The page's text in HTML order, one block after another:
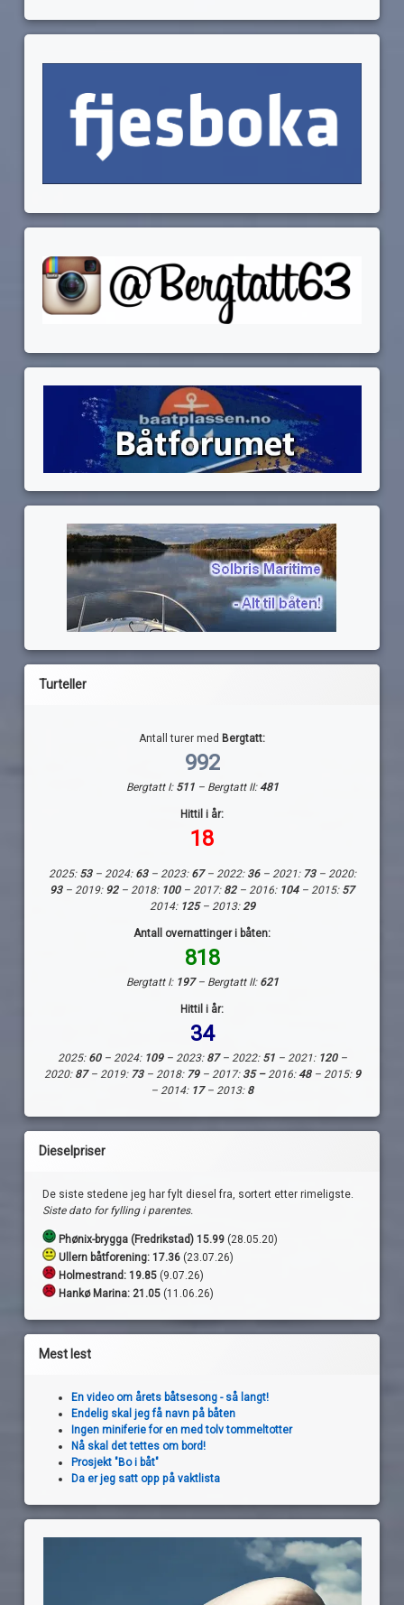
Turteller
Antall turer med Bergtatt:
992
Bergtatt I: 511 – Bergtatt II:481
Hittil i år:
18
2025: 53– 2024:63– 2023: 67– 2022: 36– 2021: 73– 2020:
93– 2019: 92– 2018: 100 – 2017: 82– 2016: 104– 2015: 57
2014: 125– 2013:29
Antall overnattinger i båten:
818
Bergtatt I: 197– Bergtatt II: 621
Hittil i år:
34
2025: 60– 2024: 109– 2023: 87– 2022: 51– 2021: 120–
2020: 87– 2019: 73– 2018: 79– 2017: 35 –2016:48– 2015: 9
– 2014: 17– 2013: 8
Dieselpriser
De siste stedene jeg har fylt diesel fra, sortert etter rimeligste.
Siste dato for fylling i parentes.
Phønix-brygga (Fredrikstad) 15.99 (28.05.20)
Ullern båtforening: 17.36 (23.07.26)
Holmestrand: 19.85 (9.07.26)
Hankø Marina: 21.05 (11.06.26)
Mest lest
En video om årets båtsesong - så langt!
Endelig skal jeg få navn på båten
Ingen miniferie for en med tolv tommeltotter
Nå skal det tettes om bord!
Prosjekt "Bo i båt"
Da er jeg satt opp på vaktlista